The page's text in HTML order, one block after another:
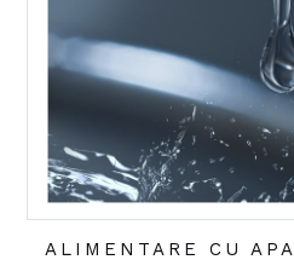
ALIMENTARE CU APA